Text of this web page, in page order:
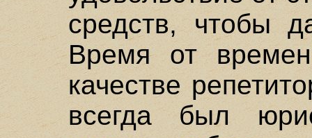
средств, чтобы
Время от
качестве
всегда был